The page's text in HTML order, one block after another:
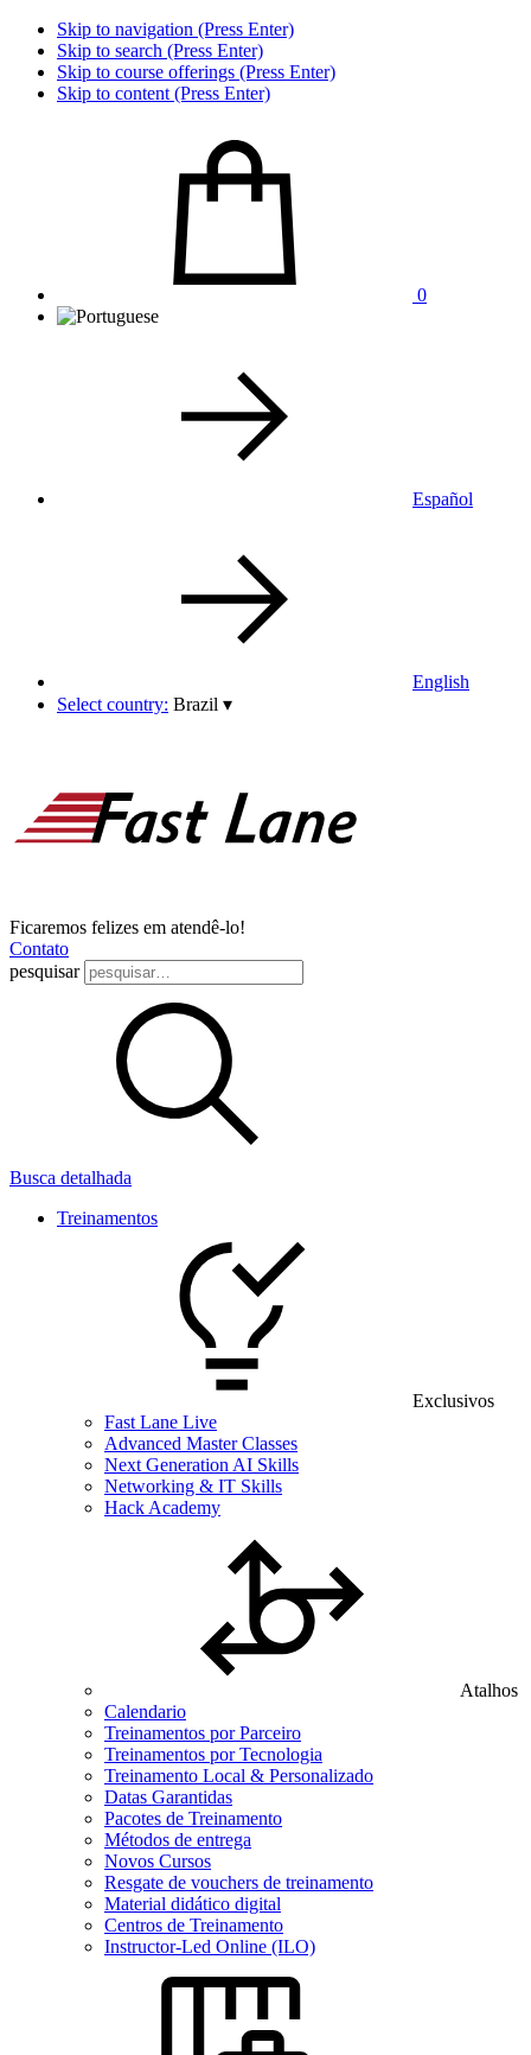
Skip to navigation (Press Enter)
Skip to search (Press Enter)
Skip to course offerings (Press Enter)
Skip to content (Press Enter)
0
Español
English
Select country: Brazil ▾
Ficaremos felizes em atendê-lo!
Contato
pesquisar
Busca detalhada
Treinamentos
Exclusivos
Fast Lane Live
Advanced Master Classes
Next Generation AI Skills
Networking & IT Skills
Hack Academy
Atalhos
Calendario
Treinamentos por Parceiro
Treinamentos por Tecnologia
Treinamento Local & Personalizado
Datas Garantidas
Pacotes de Treinamento
Métodos de entrega
Novos Cursos
Resgate de vouchers de treinamento
Material didático digital
Centros de Treinamento
Instructor-Led Online (ILO)